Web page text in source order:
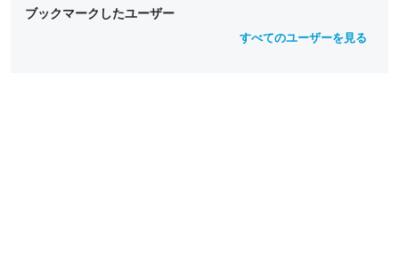
ブックマークしたユーザー
すべてのユーザーを見る